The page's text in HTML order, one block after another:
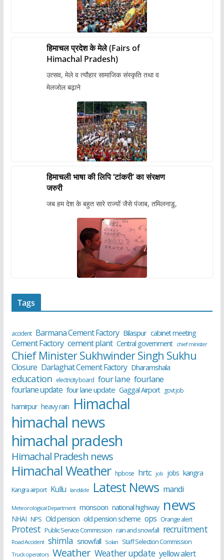
हिमाचल प्रदेश के मेले (Fairs of
Himachal Pradesh)
उत्सव, मेले व त्यौहार सामाजिक संस्कृति तथा व
मेलजोल बढ़ाने
हिमाचली भाषा की लिपि ‘टांकरी’ का संरक्षण
जरुरी
जब हम देश के बहुत सारे राज्यों जैसे पंजाब, तमिलनाडु,
Tags
accident Barmana Cement Factory Bilaspur cabinet meeting
Cement Factory cement plant Central government chief minister
Chief Minister Sukhwinder Singh Sukhu
Closure Darlaghat Cement Factory Dharamshala
education electricity board four lane fourlane
fourlane update four lane update Gaggal Airport govt job
hamirpur heavy rain Himachal
himachal news
himachal pradesh
Himachal Pradesh news
Himachal Weather hpbose hrtc job jobs kangra
Kangra airport Kullu landslide Latest News mandi
Meteorological Department monsoon national highway news
NHAI NPS Old pension old pension scheme ops Orange alert
Protest Public Service Commission rain and snowfall recruitment
Road Accident shimla snowfall Solan Staff Selection Commission
Truck operators Weather Weather update yellow alert